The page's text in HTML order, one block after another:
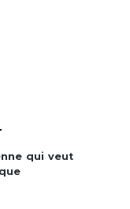
qui veut